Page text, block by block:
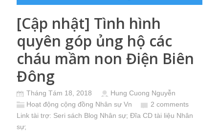
[Cập nhật] Tình hình
quyên góp ủng hộ các
cháu mầm non Điện Biên
Đông
Tháng Tám 18, 2018
Hung Cuong Nguyễn
Hoạt động cộng đồng Nhân sự Vn
2 comments
Link tài trợ: Seri sách Blog Nhân sự; Đĩa CD tài liệu Nhân
sự;